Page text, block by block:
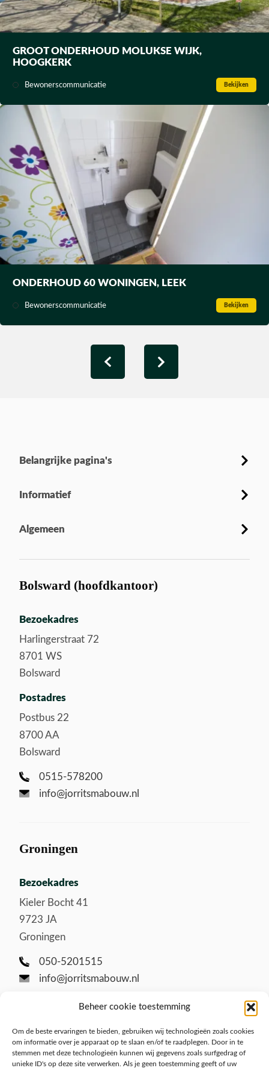
Beheer cookie toestemming
Om de beste ervaringen te bieden, gebruiken wij technologieën zoals cookies
om informatie over je apparaat op te slaan en/of te raadplegen. Door in te
stemmen met deze technologieën kunnen wij gegevens zoals surfgedrag of
unieke ID's op deze site verwerken. Als je geen toestemming geeft of uw
GROOT ONDERHOUD MOLUKSE WIJK,
HOOGKERK
Bewonerscommunicatie Bekijken
ONDERHOUD 60 WONINGEN, LEEK
Bewonerscommunicatie Bekijken
Belangrijke pagina's
Informatief
Algemeen
Bolsward (hoofdkantoor)
Bezoekadres
Harlingerstraat 72
8701 WS
Bolsward
Postadres
Postbus 22
8700 AA
Bolsward
0515-578200
info@jorritsmabouw.nl
Groningen
Bezoekadres
Kieler Bocht 41
9723 JA
Groningen
050-5201515
info@jorritsmabouw.nl